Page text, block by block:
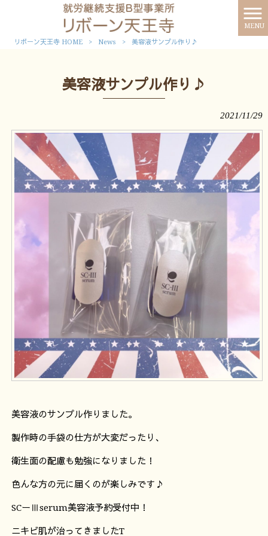
MENU
リボーン天王寺 HOME > News > 美容液サンプル作り♪
美容液サンプル作り♪
2021/11/29
美容液のサンプル作りました。
製作時の手袋の仕方が大変だったり、
衛生面の配慮も勉強になりました！
色んな方の元に届くのが楽しみです♪
SCーⅢserum美容液予約受付中！
ニキビ肌が治ってきましたT